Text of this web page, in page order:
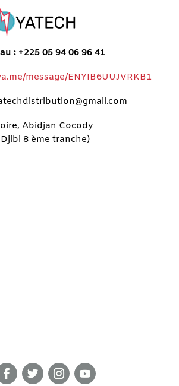
: +225 05 94 06 96 41
message/ENYIB6UUJVRKB1
Abidjan Cocody
8 ème tranche)